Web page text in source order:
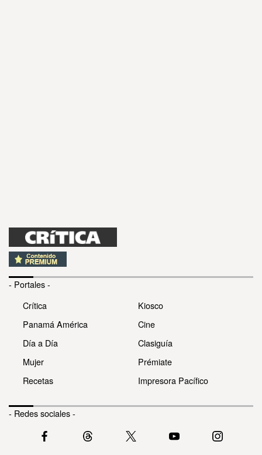
- Portales -
Crítica
Panamá América
Día a Día
Mujer
Recetas
Kiosco
Cine
Clasiguía
Prémiate
Impresora Pacífico
- Redes sociales -